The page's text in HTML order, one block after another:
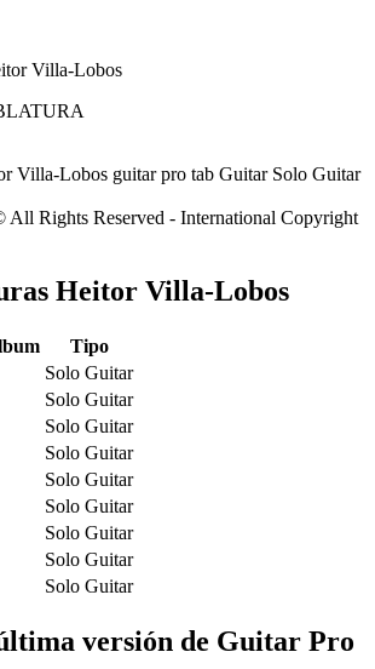
Villa-Lobos
All Rights Reserved - International Copyright
Heitor Villa-Lobos
Tipo
Solo Guitar
Solo Guitar
Solo Guitar
Solo Guitar
Solo Guitar
Solo Guitar
Solo Guitar
Solo Guitar
Solo Guitar
versión de Guitar Pro